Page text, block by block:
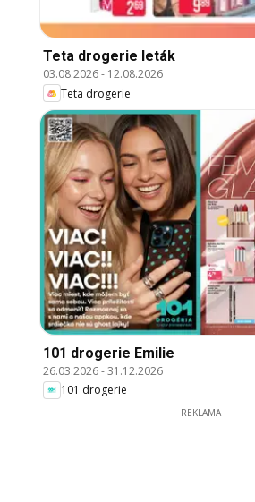
Teta drogerie leták
03.08.2026- 12.08.2026
Teta drogerie
101 drogerie Emilie
26.03.2026-31.12.2026
101 drogerie
REKLAMA